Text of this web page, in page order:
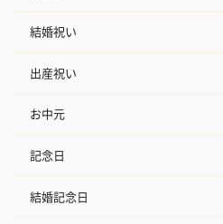
結婚祝い
出産祝い
お中元
記念日
結婚記念日